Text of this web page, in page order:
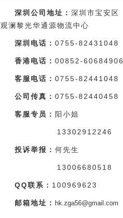
深圳公司地址： 深圳市宝安区
观澜黎光华通源物流中心
深圳电话： 0755-82431048
香港电话： 00852-60684906
客服电话： 0755-82441048
公司传真： 0755-82440458
客服专员： 阳小姐
13302912246
投诉举报： 何先生
13006680518
QQ联系： 100969623
邮箱地址： hk.zga56@gmail.com